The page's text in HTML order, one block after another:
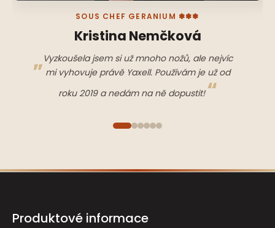
SOUS CHEF GERANIUM ✽✽✽
Kristina Nemčková
Vyzkoušela jsem si už mnoho nožů, ale nejvíc
mi vyhovuje právě Yaxell. Používám je už od
roku 2019 a nedám na ně dopustit!
Produktové informace